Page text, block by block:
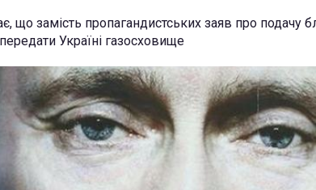
що замість пропагандистських заяв про подачу
Україні газосховище